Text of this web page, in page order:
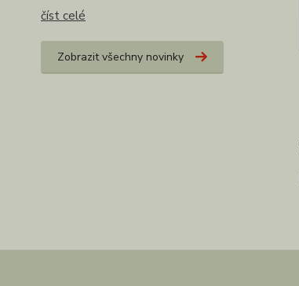
číst celé
Zobrazit všechny novinky